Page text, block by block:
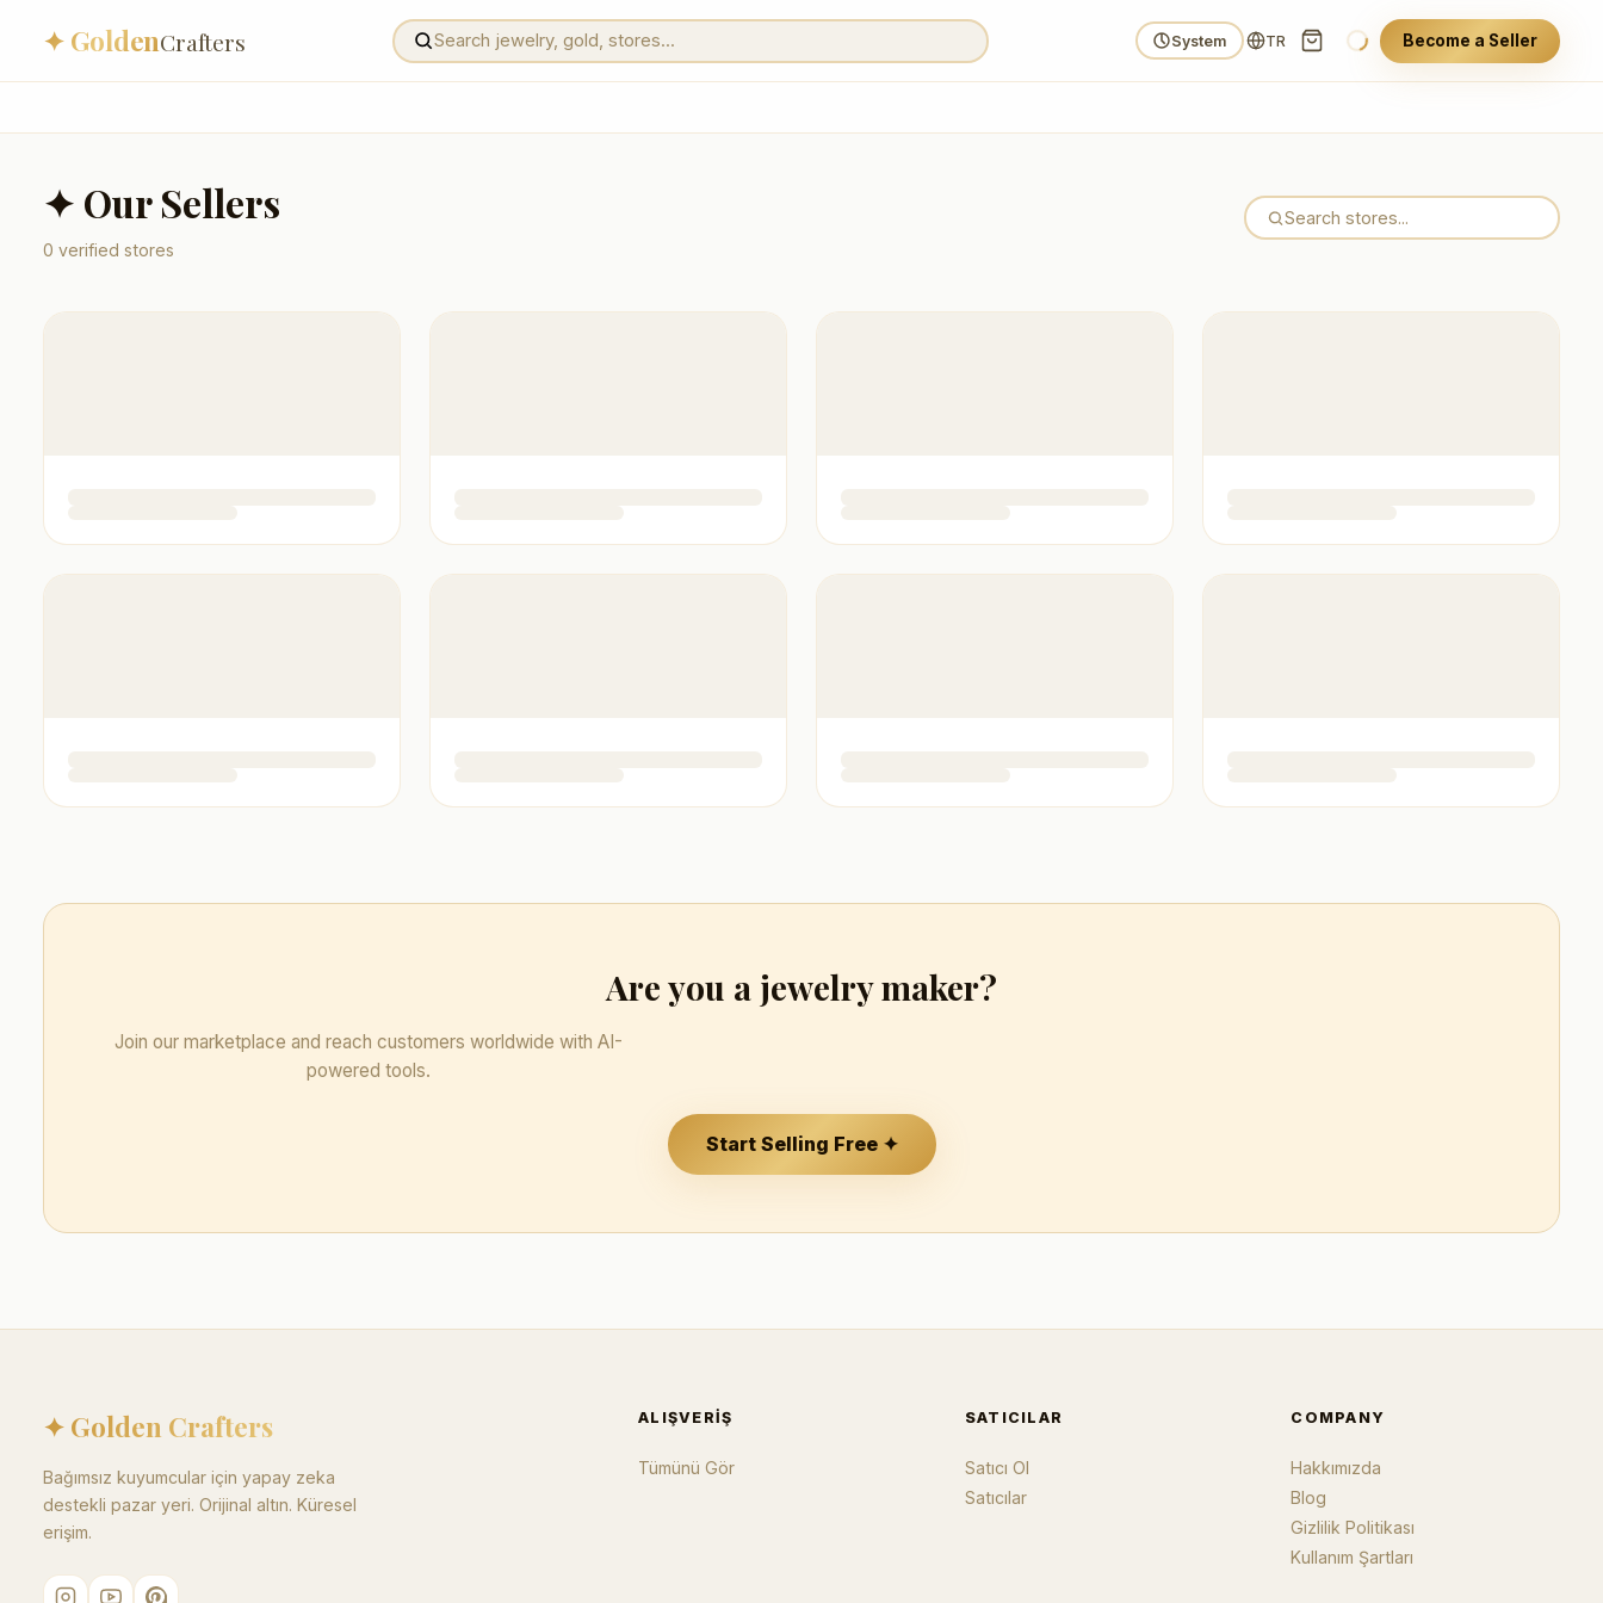
✦ GoldenCrafters System TR Become a Seller
✦ Our Sellers
0 verified stores
Are you a jewelry maker?
Join our marketplace and reach customers worldwide with AI-
powered tools.
Start Selling Free ✦
✦ Golden Crafters
Bağımsız kuyumcular için yapay zeka
destekli pazar yeri. Orijinal altın. Küresel
erişim.
ALIŞVERIŞ
Tümünü Gör
SATICILAR
Satıcı Ol
Satıcılar
COMPANY
Hakkımızda
Blog
Gizlilik Politikası
Kullanım Şartları